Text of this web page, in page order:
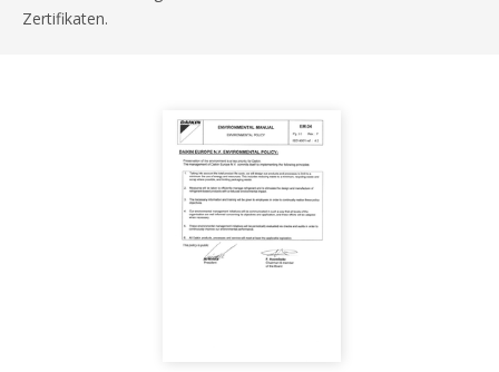
Zertifikaten.